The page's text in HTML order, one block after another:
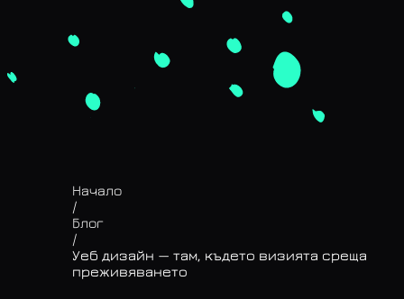
Начало
/
Блог
/
Уеб дизайн — там, където визията среща
преживяването